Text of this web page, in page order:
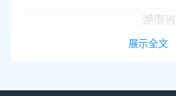
湖南省
湖北省
展示全文